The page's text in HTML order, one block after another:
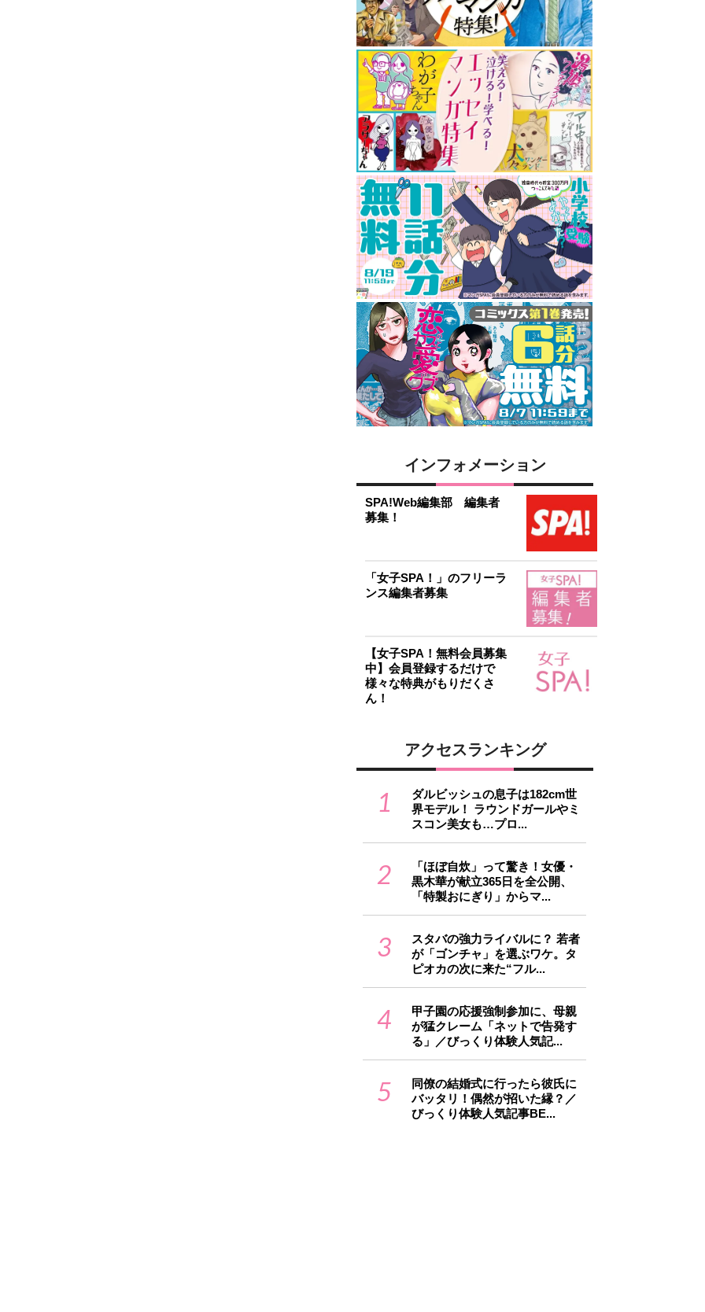
インフォメーション
SPA!Web編集部 編集者
募集！
「女子SPA！」のフリーラ
ンス編集者募集
【女子SPA！無料会員募集
中】会員登録するだけで
様々な特典がもりだくさ
ん！
アクセスランキング
1
ダルビッシュの息子は182cm世
界モデル！ ラウンドガールやミ
スコン美女も…プロ...
2
「ほぼ自炊」って驚き！女優・
黒木華が献立365日を全公開、
「特製おにぎり」からマ...
3
スタバの強力ライバルに？ 若者
が「ゴンチャ」を選ぶワケ。タ
ピオカの次に来た“フル...
4
甲子園の応援強制参加に、母親
が猛クレーム「ネットで告発す
る」／びっくり体験人気記...
5
同僚の結婚式に行ったら彼氏に
バッタリ！偶然が招いた縁？／
びっくり体験人気記事BE...